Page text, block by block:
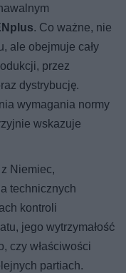
. Co ważne, nie
ale obejmuje cały
przez
dystrybucję.
wymagania normy
wskazuje
Niemiec,
technicznych
kontroli
jego wytrzymałość
czy właściwości
partiach.